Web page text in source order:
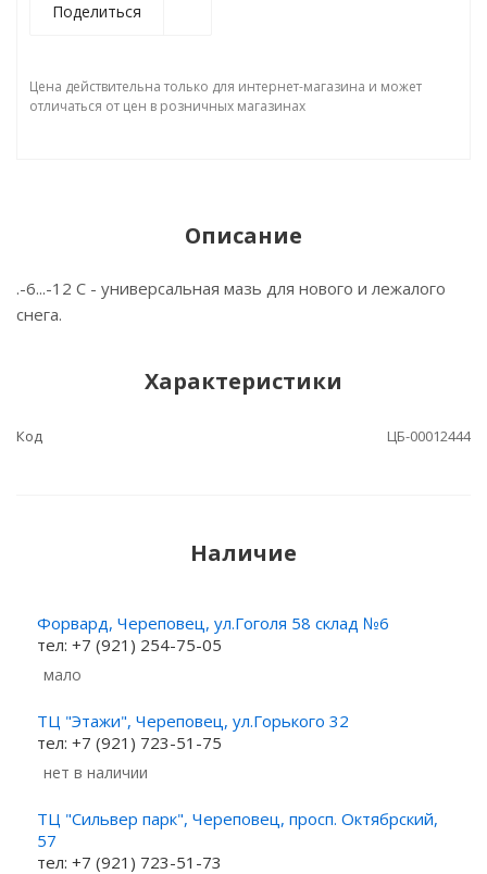
Поделиться
Цена действительна только для интернет-магазина и может
отличаться от цен в розничных магазинах
Описание
.-6...-12 C - универсальная мазь для нового и лежалого
снега.
Характеристики
Код ЦБ-00012444
Наличие
Форвард, Череповец, ул.Гоголя 58 склад №6
тел: +7 (921) 254-75-05
Мало
ТЦ "Этажи", Череповец, ул.Горького 32
тел: +7 (921) 723-51-75
Нет в наличии
ТЦ "Сильвер парк", Череповец, просп. Октябрский,
57
тел: +7 (921) 723-51-73